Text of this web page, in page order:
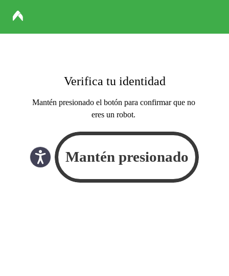
Verifica tu identidad
Mantén presionado el botón para confirmar que no
eres un robot.